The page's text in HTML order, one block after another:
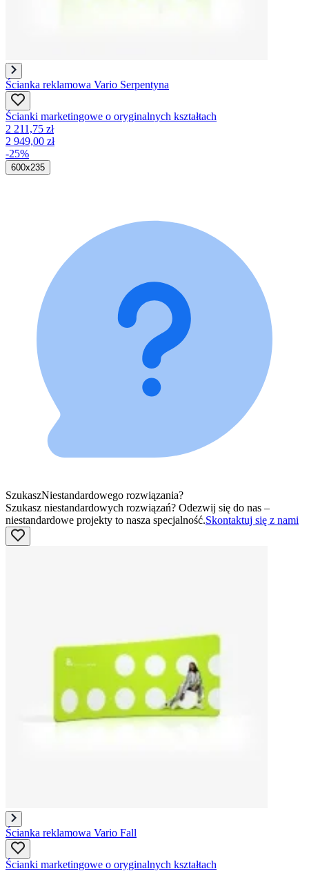
Ścianka reklamowa Vario Serpentyna
Ścianki marketingowe o oryginalnych kształtach
2 211,75 zł
2 949,00 zł
-25%
600x235
SzukaszNiestandardowego rozwiązania?
Szukasz niestandardowych rozwiązań? Odezwij się do nas –
niestandardowe projekty to nasza specjalność.Skontaktuj się z nami
Ścianka reklamowa Vario Fall
Ścianki marketingowe o oryginalnych kształtach